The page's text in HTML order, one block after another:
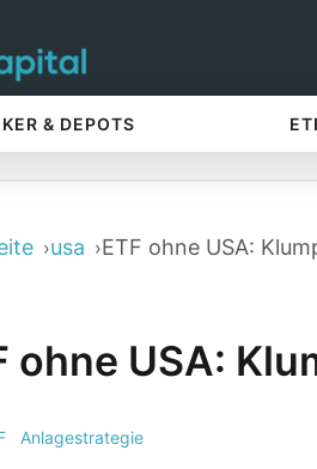
& DEPOTS
usa ETF ohne USA:
ohne USA:
Anlagestrategie